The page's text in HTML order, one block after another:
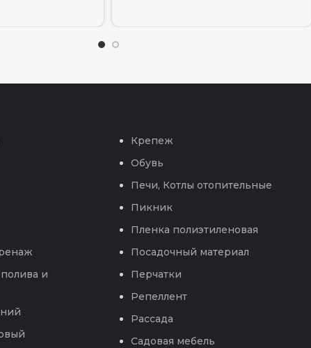
и
Крепеж
Обувь
Печи, Котлы отопительные
Пикник
Пленка полиэтиленовая
Посадочный материал
Перчатки
Репеллент
Рассада
Садовая мебель